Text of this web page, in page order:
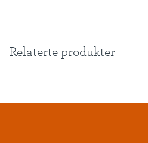
Relaterte produkter